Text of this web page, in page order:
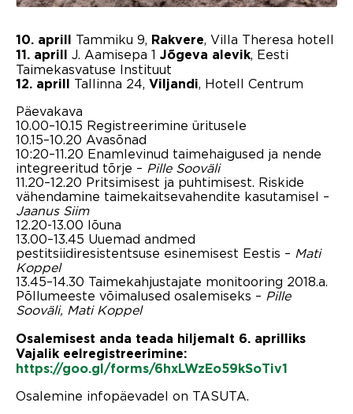
10. aprill Tammiku 9, Rakvere , Villa Theresa hotell
11. aprill J. Aamisepa 1 Jõgeva alevik , Eesti
Taimekasvatuse Instituut
12. aprill Tallinna 24, Viljandi
, Hotell Centrum
Päevakava
10.00–10.15 Registreerimine üritusele
10.15–10.20 Avasõnad
10:20–11.20 Enamlevinud taimehaigused ja nende
integreeritud tõrje – Pille Sooväli
11.20–12.20 Pritsimisest ja puhtimisest. Riskide
vähendamine taimekaitsevahendite kasutamisel –
Jaanus Siim
12.20-13.00 lõuna
13.00–13.45 Uuemad andmed
pestitsiidiresistentsuse esinemisest Eestis – Mati
Koppel
13.45–14.30 Taimekahjustajate monitooring 2018.a.
Põllumeeste võimalused osalemiseks – Pille
Sooväli, Mati Koppel
Osalemisest anda teada hiljemalt 6. aprilliks
Vajalik eelregistreerimine:
https://goo.gl/forms/6hxLWzEo59kSoTiv1
Osalemine infopäevadel on TASUTA.